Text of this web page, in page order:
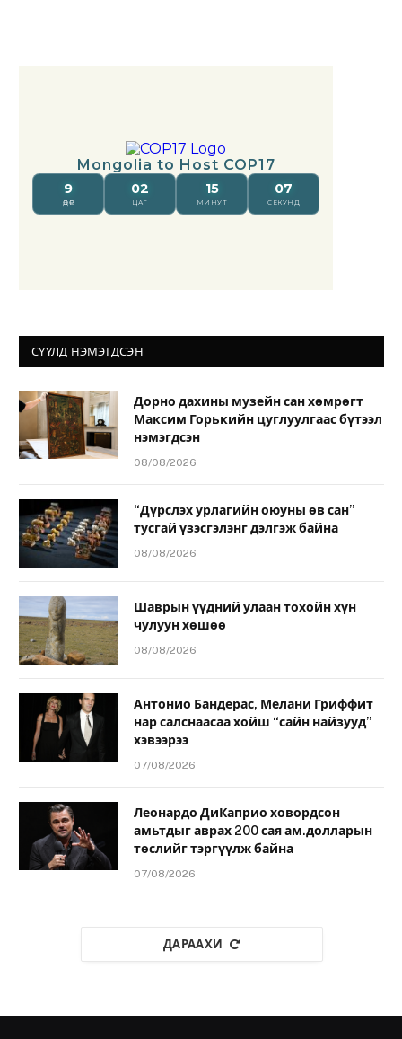
СҮҮЛД НЭМЭГДСЭН
Дорно дахины музейн сан хөмрөгт
Максим Горькийн цуглуулгаас бүтээл
нэмэгдсэн
08/08/2026
“Дүрслэх урлагийн оюуны өв сан”
тусгай үзэсгэлэнг дэлгэж байна
08/08/2026
Шаврын үүдний улаан тохойн хүн
чулуун хөшөө
08/08/2026
Антонио Бандерас, Мелани Гриффит
нар салснаасаа хойш “сайн найзууд”
хэвээрээ
07/08/2026
Леонардо ДиКаприо ховордсон
амьтдыг аврах 200 сая ам.долларын
төслийг тэргүүлж байна
07/08/2026
ДАРААХИ